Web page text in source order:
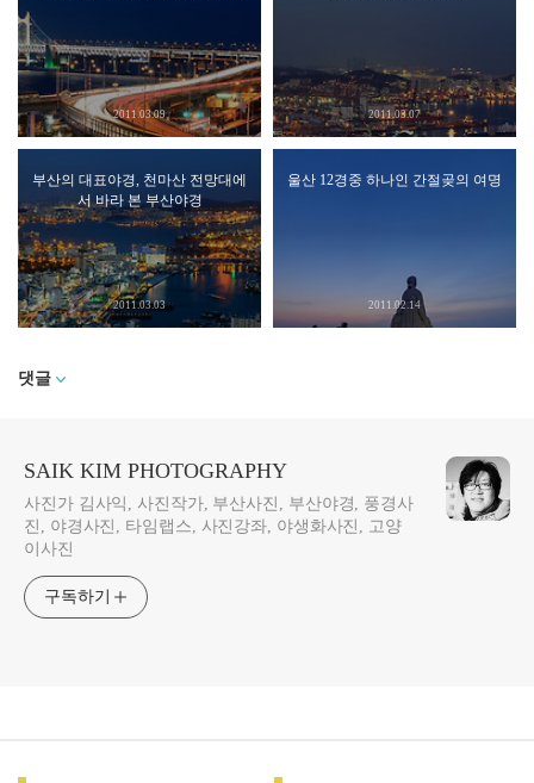
2011.03.09 2011.03.07
부산의 대표야경, 천마산 전망대에
서 바라 본 부산야경
2011.03.03
울산 12경중 하나인 간절곶의 여명
2011.02.14
댓글
SAIK KIM PHOTOGRAPHY
사진가 김사익, 사진작가, 부산사진, 부산야경, 풍경사
진, 야경사진, 타임랩스, 사진강좌, 야생화사진, 고양
이사진
구독하기